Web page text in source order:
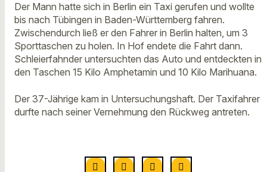
Der Mann hatte sich in Berlin ein Taxi gerufen und wollte
bis nach Tübingen in Baden-Württemberg fahren.
Zwischendurch ließ er den Fahrer in Berlin halten, um 3
Sporttaschen zu holen. In Hof endete die Fahrt dann.
Schleierfahnder untersuchten das Auto und entdeckten in
den Taschen 15 Kilo Amphetamin und 10 Kilo Marihuana.
Der 37-Jährige kam in Untersuchungshaft. Der Taxifahrer
durfte nach seiner Vernehmung den Rückweg antreten.